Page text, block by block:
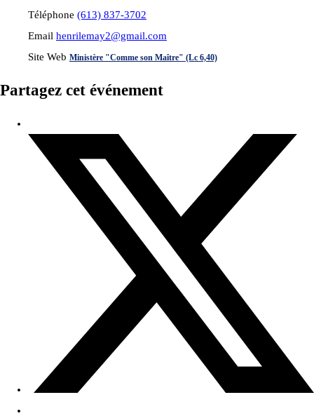
Téléphone (613) 837-3702
Email henrilemay2@gmail.com
Site Web Ministère "Comme son Maître" (Lc 6,40)
Partagez cet événement